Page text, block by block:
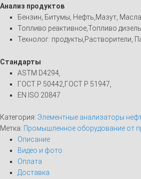
Анализ продуктов
Бензин, Битумы, Нефть,Мазут,
Топливо реактивное,Топливо
Технолог. продукты,Растворители,
Стандарты
ASTM D4294,
ГОСТ P 50442,ГОСТ P 51947,
EN ISO 20847
Категория: Элементные анализаторы
Метка: Промышленное оборудование от
Описание
Видео и фото
Оплата
Доставка